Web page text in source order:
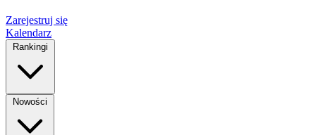
Zarejestruj się
Kalendarz
Rankingi
Nowości